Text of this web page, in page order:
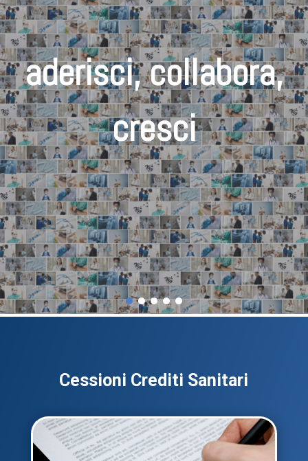
aderisci, collabora,
cresci
Cessioni Crediti Sanitari